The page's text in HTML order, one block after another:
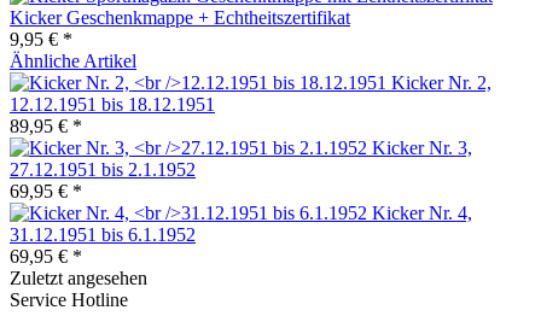
Kicker Geschenkmappe + Echtheitszertifikat
9,95 € *
Ähnliche Artikel
Kicker Nr. 2,
12.12.1951 bis 18.12.1951
89,95 € *
Kicker Nr. 3,
27.12.1951 bis 2.1.1952
69,95 € *
Kicker Nr. 4,
31.12.1951 bis 6.1.1952
69,95 € *
Zuletzt angesehen
Service Hotline